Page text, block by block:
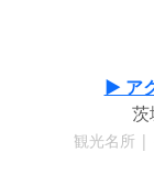
▶ ア
茨
観光名所 |